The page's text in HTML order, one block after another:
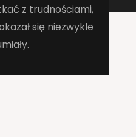
z trudnościami,
się niezwykle